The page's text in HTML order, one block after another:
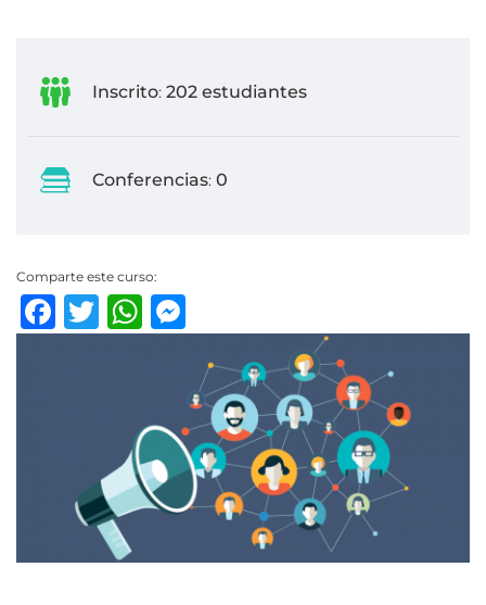
Inscrito: 202 estudiantes
Conferencias: 0
Comparte este curso:
Facebook
TwitterWhatsApp